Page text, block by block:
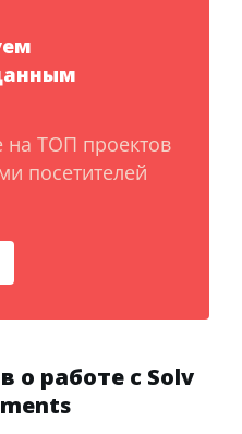
на ТОП проектов
посетителей
о работе с Solv